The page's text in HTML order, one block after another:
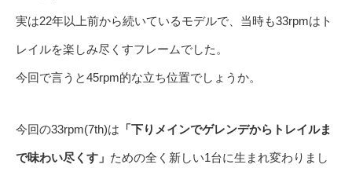
実は22年以上前から続いているモデルで、当時も33rpmはト
レイルを楽しみ尽くすフレームでした。
今回で言うと45rpm的な立ち位置でしょうか。
今回の33rpm(7th)は 「下りメインでゲレンデからトレイルま
で味わい尽くす」 ための全く新しい1台に生まれ変わりまし